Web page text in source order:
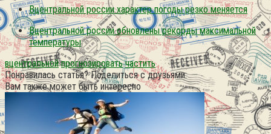
Вцентральной россии характер погоды резко меняется
Вцентральной россии обновлены рекорды максимальной
температуры
вцентральной прогнозировать частить
Понравилась статья? Поделиться с друзьями:
Вам также может быть интересно